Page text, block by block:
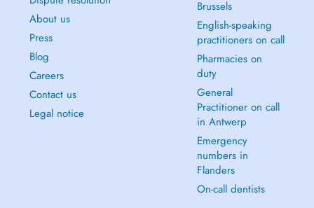
About us
Press
Blog
Careers
Contact us
Legal notice
Brussels
English-speaking
practitioners on call
Pharmacies on
duty
General
Practitioner on call
in Antwerp
Emergency
numbers in
Flanders
On-call dentists